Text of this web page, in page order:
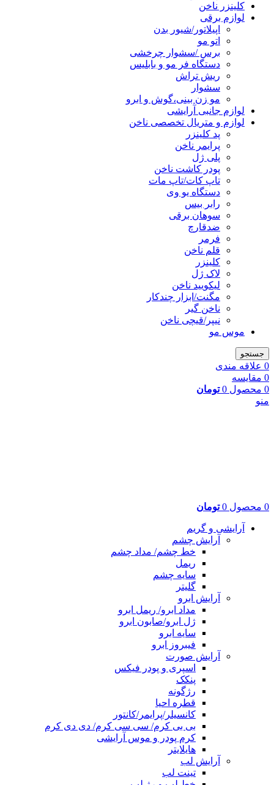
کلینزر ناخن
لوازم برقی
اپیلاتور/شیور بدن
اتو مو
برس /سشوار چرخشی
دستگاه فر مو و بابلیس
ریش تراش
سشوار
مو زن بینی،گوش و ابرو
لوازم جانبی آرایشی
لوازم و متریال تخصصی ناخن
پد کلینزر
پرایمر ناخن
پلی ژل
پودر کاشت ناخن
تاپ کات/تاپ مات
دستگاه یو وی
رابر بیس
سوهان برقی
ضدقارچ
فرمر
قلم ناخن
کلینزر
لاک ژل
لیکوييد ناخن
مگنت/ابزار چندکار
ناخن گیر
نیپر/قیچی ناخن
موس مو
جستجو
0 علاقه مندی
0 مقایسه
0 محصول 0 تومان
منو
0 محصول 0 تومان
آرایشی و گریم
آرایش چشم
خط چشم/ مداد چشم
ریمل
سایه چشم
گلیتر
آرایش ابرو
مداد ابرو/ ریمل ابرو
ژل ابرو/صابون ابرو
سایه ابرو
فیبروز ابرو
آرایش صورت
اسپری و پودر فیکس
پنکک
رژگونه
قطره احیا
کانسیلر/پرایمر/کانتور
بی بی کرم/ سی سی کرم/ دی دی کرم
کرم پودر و موس آرایشی
هایلایتر
آرایش لب
تینت لب